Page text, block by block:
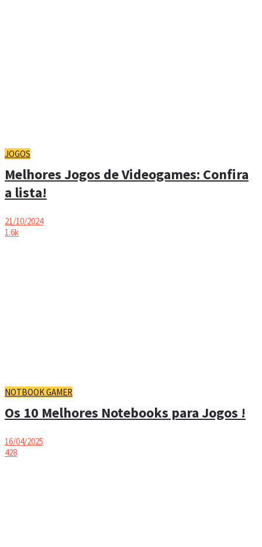
JOGOS
Melhores Jogos de Videogames: Confira
a lista!
21/10/2024
1.6k
NOTBOOK GAMER
Os 10 Melhores Notebooks para Jogos !
16/04/2025
428